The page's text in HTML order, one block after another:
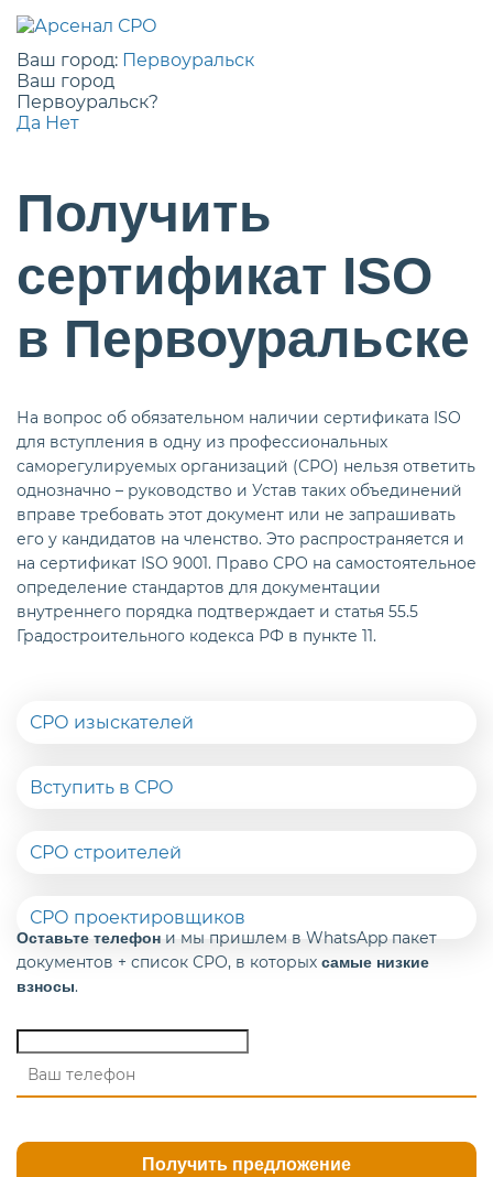
Ваш город: Первоуральск
Ваш город
Первоуральск?
Да Нет
Получить
сертификат ISO
в Первоуральске
На вопрос об обязательном наличии сертификата ISO
для вступления в одну из профессиональных
саморегулируемых организаций (СРО) нельзя ответить
однозначно – руководство и Устав таких объединений
вправе требовать этот документ или не запрашивать
его у кандидатов на членство. Это распространяется и
на сертификат ISO 9001. Право СРО на самостоятельное
определение стандартов для документации
внутреннего порядка подтверждает и статья 55.5
Градостроительного кодекса РФ в пункте 11.
СРО изыскателей
Вступить в СРО
СРО строителей
СРО проектировщиков
Оставьте телефон и мы пришлем в WhatsApp пакет
документов + список СРО, в которых самые низкие
взносы.